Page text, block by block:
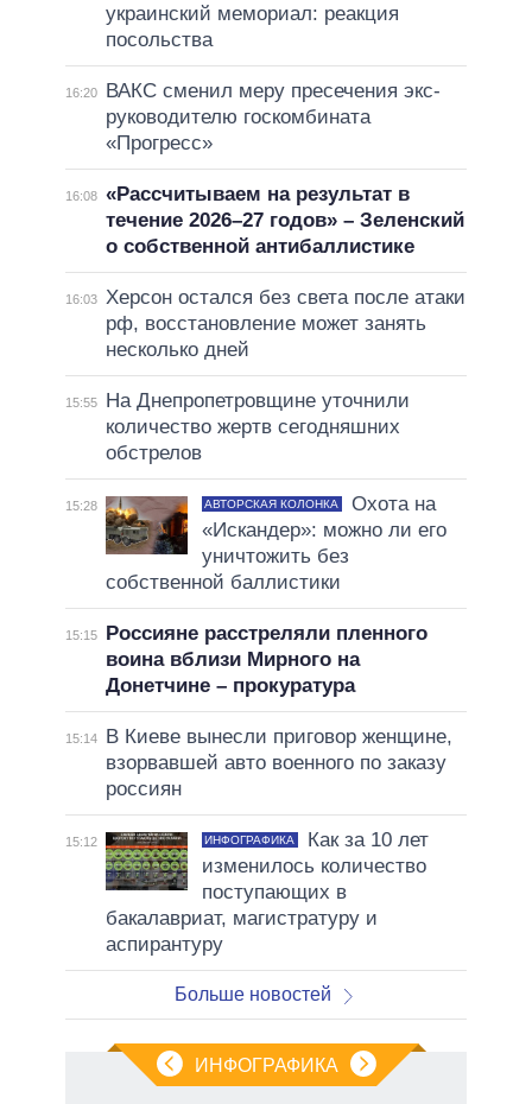
украинский мемориал: реакция
посольства
16:20
ВАКС сменил меру пресечения экс-
руководителю госкомбината
«Прогресс»
16:08 «Рассчитываем на результат в
течение 2026–27 годов» – Зеленский
о собственной антибаллистике
16:03
Херсон остался без света после атаки
рф, восстановление может занять
несколько дней
15:55
На Днепропетровщине уточнили
количество жертв сегодняшних
обстрелов
15:28 АВТОРСКАЯ КОЛОНКА
Охота на
«Искандер»: можно ли его
уничтожить без
собственной баллистики
15:15
Россияне расстреляли пленного
воина вблизи Мирного на
Донетчине – прокуратура
15:14
В Киеве вынесли приговор женщине,
взорвавшей авто военного по заказу
россиян
15:12 ИНФОГРАФИКА
Как за 10 лет
изменилось количество
поступающих в
бакалавриат, магистратуру и
аспирантуру
Больше новостей
ИНФОГРАФИКА